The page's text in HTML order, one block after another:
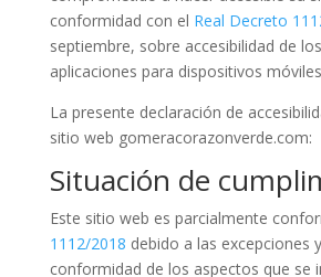
conformidad con el Real Decreto
septiembre, sobre accesibilidad de
aplicaciones para dispositivos
La presente declaración de
sitio web gomeracorazonverde.com:
Situación de
Este sitio web es parcialmente
1112/2018 debido a las excepciones
conformidad de los aspectos que se